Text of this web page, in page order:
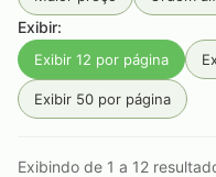
Tabaquito Terras de
Vale do Jacu Zélia
Exibir:
Exibir 12 por página
Exibir 50 por página
Exibindo de 1 a 12